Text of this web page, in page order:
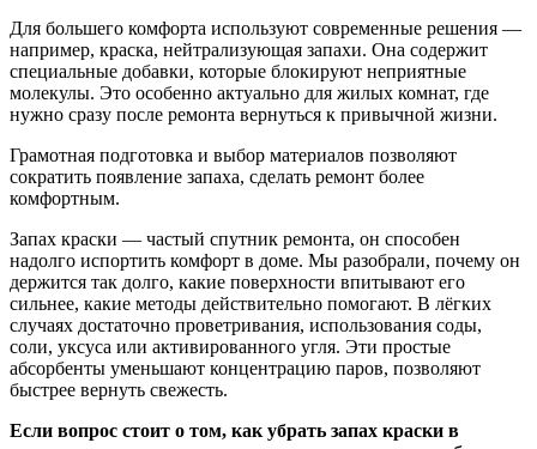
Для большего комфорта используют современные решения —
например, краска, нейтрализующая запахи. Она содержит
специальные добавки, которые блокируют неприятные
молекулы. Это особенно актуально для жилых комнат, где
нужно сразу после ремонта вернуться к привычной жизни.
Грамотная подготовка и выбор материалов позволяют
сократить появление запаха, сделать ремонт более
комфортным.
Запах краски — частый спутник ремонта, он способен
надолго испортить комфорт в доме. Мы разобрали, почему он
держится так долго, какие поверхности впитывают его
сильнее, какие методы действительно помогают. В лёгких
случаях достаточно проветривания, использования соды,
соли, уксуса или активированного угля. Эти простые
абсорбенты уменьшают концентрацию паров, позволяют
быстрее вернуть свежесть.
Если вопрос стоит о том, как убрать запах краски в